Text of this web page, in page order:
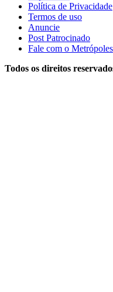
Política de Privacidade
Termos de uso
Anuncie
Post Patrocinado
Fale com o Metrópoles
Todos os direitos